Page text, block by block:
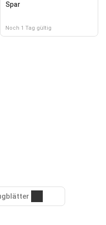
Spar
Noch 1 Tag gültig